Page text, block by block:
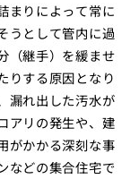
まりによって常に
うとして管内に過
（継手）を緩ませ
りする原因となり
漏れ出した汚水が
アリの発生や、建
がかかる深刻な事
などの集合住宅で